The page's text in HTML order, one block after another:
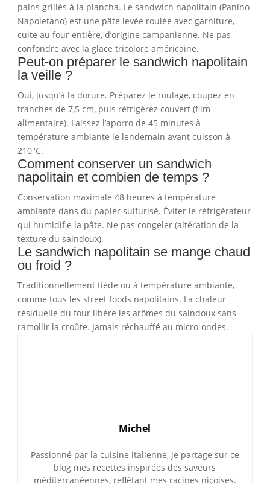
pains grillés à la plancha. Le sandwich napolitain (Panino
Napoletano) est une pâte levée roulée avec garniture,
cuite au four entière, d’origine campanienne. Ne pas
confondre avec la glace tricolore américaine.
Peut-on préparer le sandwich napolitain
la veille ?
Oui, jusqu’à la dorure. Préparez le roulage, coupez en
tranches de 7,5 cm, puis réfrigérez couvert (film
alimentaire). Laissez l’aporro de 45 minutes à
température ambiante le lendemain avant cuisson à
210°C.
Comment conserver un sandwich
napolitain et combien de temps ?
Conservation maximale 48 heures à température
ambiante dans du papier sulfurisé. Éviter le réfrigérateur
qui humidifie la pâte. Ne pas congeler (altération de la
texture du saindoux).
Le sandwich napolitain se mange chaud
ou froid ?
Traditionnellement tiède ou à température ambiante,
comme tous les street foods napolitains. La chaleur
résiduelle du four libère les arômes du saindoux sans
ramollir la croûte. Jamais réchauffé au micro-ondes.
Michel
Passionné par la cuisine italienne, je partage sur ce
blog mes recettes inspirées des saveurs
méditerranéennes, reflétant mes racines niçoises.